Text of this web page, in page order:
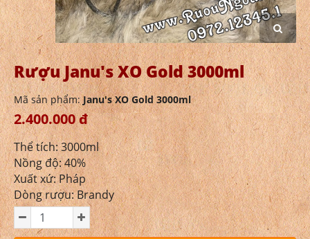
Rượu Janu's XO Gold 3000ml
Mã sản phẩm:Janu's XO Gold 3000ml
2.400.000 đ
Thể tích: 3000ml
Nồng độ: 40%
Xuất xứ: Pháp
Dòng rượu: Brandy